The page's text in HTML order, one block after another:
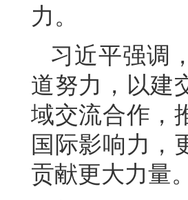
力。
习近平强调
道努力，以建
域交流合作，
国际影响力，
贡献更大力量。